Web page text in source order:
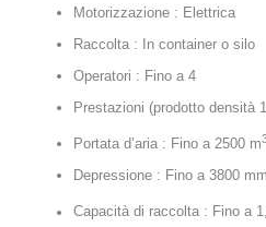
Motorizzazione : Elettrica
Raccolta : In container o silo
Operatori : Fino a 4
Prestazioni (prodotto densità
Portata d’aria : Fino a 2500 m
Depressione : Fino a 3800
Capacità di raccolta : Fino a